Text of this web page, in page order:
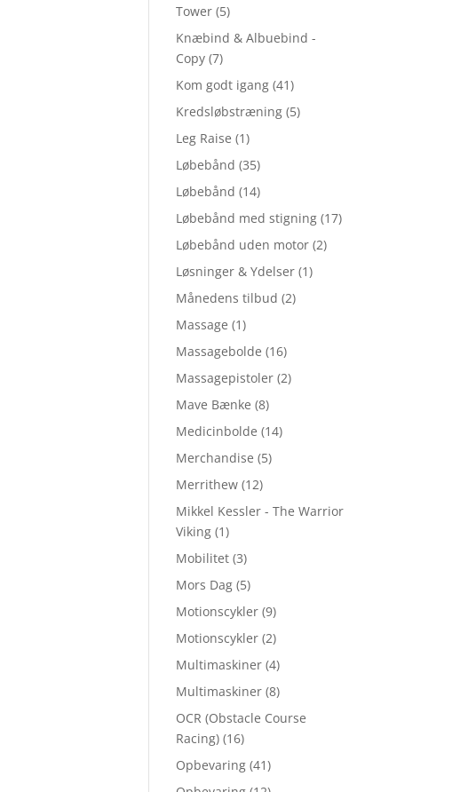
Tower (5)
Knæbind & Albuebind -
Copy (7)
Kom godt igang (41)
Kredsløbstræning (5)
Leg Raise (1)
Løbebånd (35)
Løbebånd (14)
Løbebånd med stigning (17)
Løbebånd uden motor (2)
Løsninger & Ydelser (1)
Månedens tilbud (2)
Massage (1)
Massagebolde (16)
Massagepistoler (2)
Mave Bænke (8)
Medicinbolde (14)
Merchandise (5)
Merrithew (12)
Mikkel Kessler - The Warrior
Viking (1)
Mobilitet (3)
Mors Dag (5)
Motionscykler (9)
Motionscykler (2)
Multimaskiner (4)
Multimaskiner (8)
OCR (Obstacle Course
Racing) (16)
Opbevaring (41)